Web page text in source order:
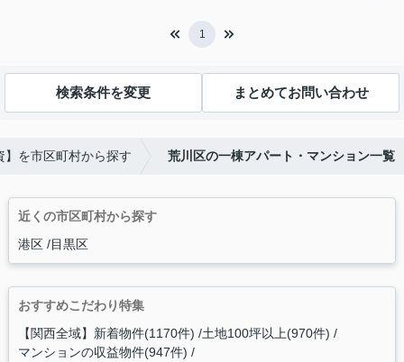
1
検索条件を変更 まとめてお問い合わせ
】を市区町村から探す 荒川区の一棟アパート・マンション一覧
近くの市区町村から探す
港区 目黒区
おすすめこだわり特集
【関西全域】新着物件(1170件) 土地100坪以上(970件)
マンションの収益物件(947件)